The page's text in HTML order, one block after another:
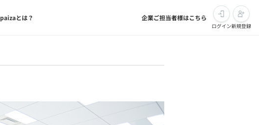
paizaとは？ 企業ご担当者様はこちら
ログイン新規登録